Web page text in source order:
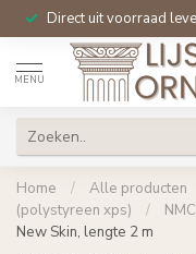
Direct uit voorraad
MENU
Home / Alle producten
(polystyreen xps)
/
New Skin, lengte 2 m